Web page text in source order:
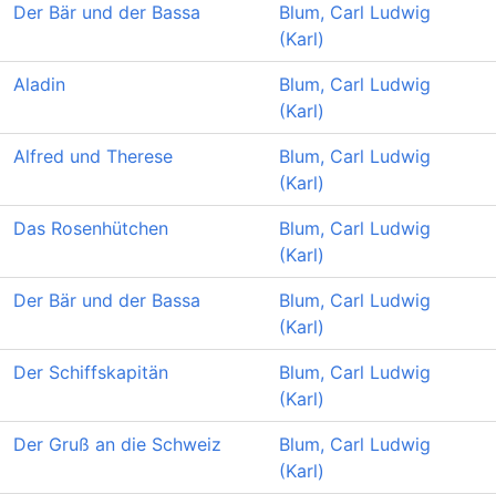
Der Bär und der Bassa
Blum, Carl Ludwig
(Karl)
Aladin
Blum, Carl Ludwig
(Karl)
Alfred und Therese
Blum, Carl Ludwig
(Karl)
Das Rosenhütchen
Blum, Carl Ludwig
(Karl)
Der Bär und der Bassa
Blum, Carl Ludwig
(Karl)
Der Schiffskapitän
Blum, Carl Ludwig
(Karl)
Der Gruß an die Schweiz
Blum, Carl Ludwig
(Karl)